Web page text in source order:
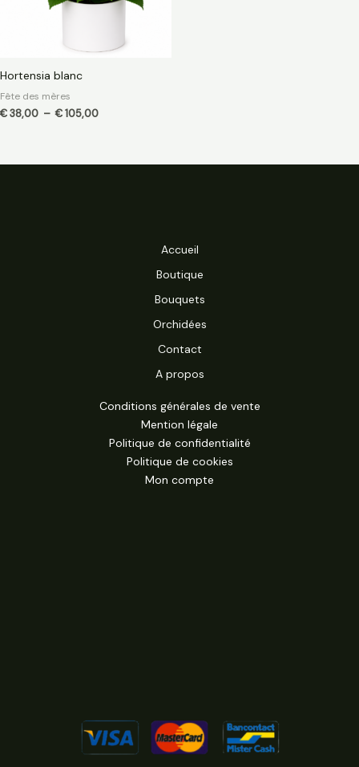
Hortensia blanc
Fête des mères
€38,00 – €105,00
Accueil
Boutique
Bouquets
Orchidées
Contact
A propos
Conditions générales de vente
Mention légale
Politique de confidentialité
Politique de cookies
Mon compte